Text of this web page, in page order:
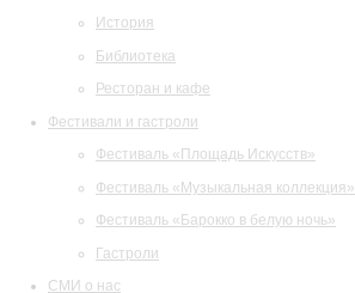
История
Библиотека
Ресторан и кафе
Фестивали и гастроли
Фестиваль «Площадь Искусств»
Фестиваль «Музыкальная коллекция»
Фестиваль «Барокко в белую ночь»
Гастроли
СМИ о нас